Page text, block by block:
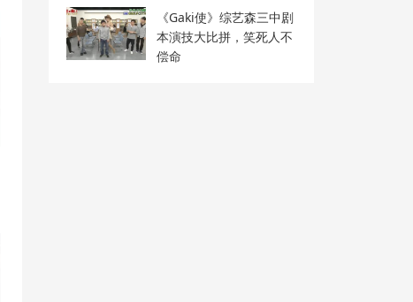
《Gaki使》综艺森三中剧
本演技大比拼，笑死人不
偿命